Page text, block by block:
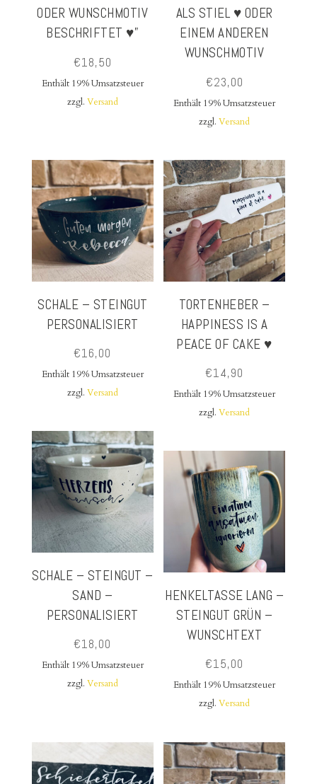
ODER WUNSCHMOTIV
BESCHRIFTET ♥”
€18,50
Enthält 19% Umsatzsteuer
zzgl. Versand
LS STIEL ♥ ODER E
INEM ANDEREN W
UNSCHMOTIV
€23,00
Enthält 19% Umsatzsteuer
zzgl.Versand
SCHALE – STEINGUT
PERSONALISIERT
€16,00
Enthält 19% Umsatzsteuer
zzgl. Versand
TORTENHEBER –
HAPPINESS IS A
PEACE OF CAKE ♥
€14,90
Enthält 19% Umsatzsteuer
zzgl.Versand
SCHALE – STEINGUT –
SAND –
PERSONALISIERT
€18,00
Enthält 19% Umsatzsteuer
zzgl. Versand
HENKELTASSE LANG –
STEINGUT GRÜN –
WUNSCHTEXT
€15,00
Enthält 19% Umsatzsteuer
zzgl.Versand